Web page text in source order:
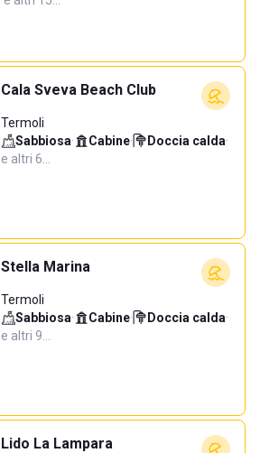
Cala Sveva Beach Club
Termoli
Sabbiosa· Cabine· Doccia calda·
e altri 6…
Stella Marina
Termoli
Sabbiosa· Cabine· Doccia calda·
e altri 9…
Lido La Lampara